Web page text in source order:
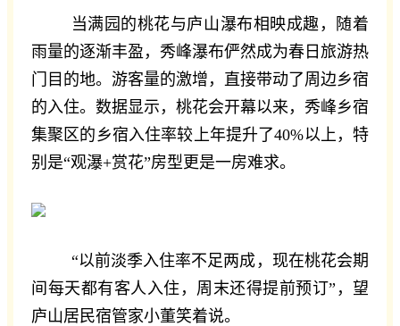
当满园的桃花与庐山瀑布相映成趣，随着
雨量的逐渐丰盈，秀峰瀑布俨然成为春日旅游热
门目的地。游客量的激增，直接带动了周边乡宿
的入住。数据显示，桃花会开幕以来，秀峰乡宿
集聚区的乡宿入住率较上年提升了40%以上，特
别是“观瀑+赏花”房型更是一房难求。
“以前淡季入住率不足两成，现在桃花会期
间每天都有客人入住，周末还得提前预订”，望
庐山居民宿管家小董笑着说。